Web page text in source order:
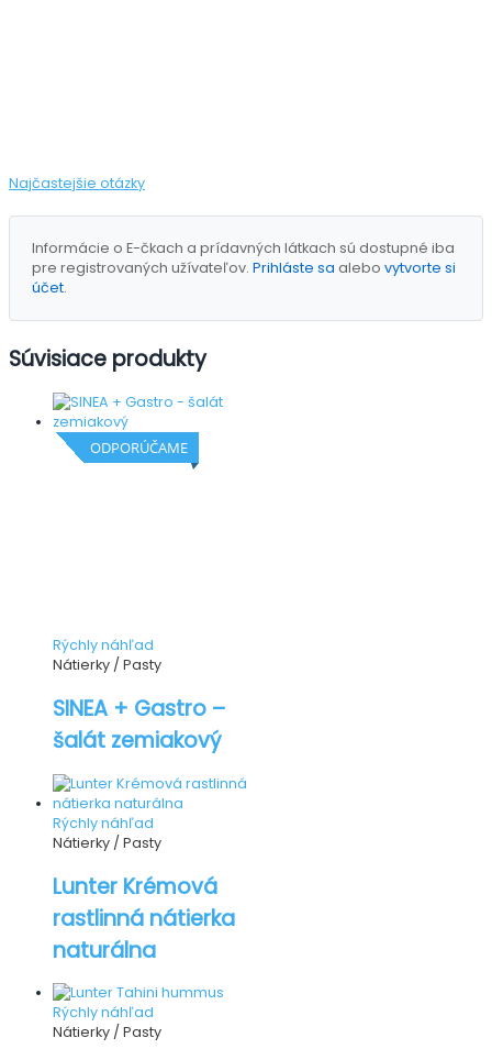
Najčastejšie otázky
Informácie o E-čkach a prídavných látkach sú dostupné iba
pre registrovaných užívateľov. Prihláste sa alebo vytvorte si
účet.
Súvisiace produkty
ODPORÚČAME
Rýchly náhľad
Nátierky / Pasty
SINEA + Gastro –
šalát zemiakový
Rýchly náhľad
Nátierky / Pasty
Lunter Krémová
rastlinná nátierka
naturálna
Rýchly náhľad
Nátierky / Pasty